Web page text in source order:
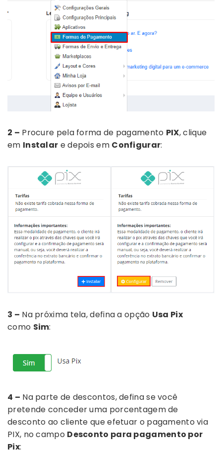
2 – Procure pela forma de pagamento PIX, clique
em Instalar e depois em Configurar:
3 – Na próxima tela, defina a opção Usa Pix
como Sim:
4 – Na parte de descontos, defina se você
pretende conceder uma porcentagem de
desconto ao cliente que efetuar o pagamento via
PIX, no campo Desconto para pagamento por
Pix: